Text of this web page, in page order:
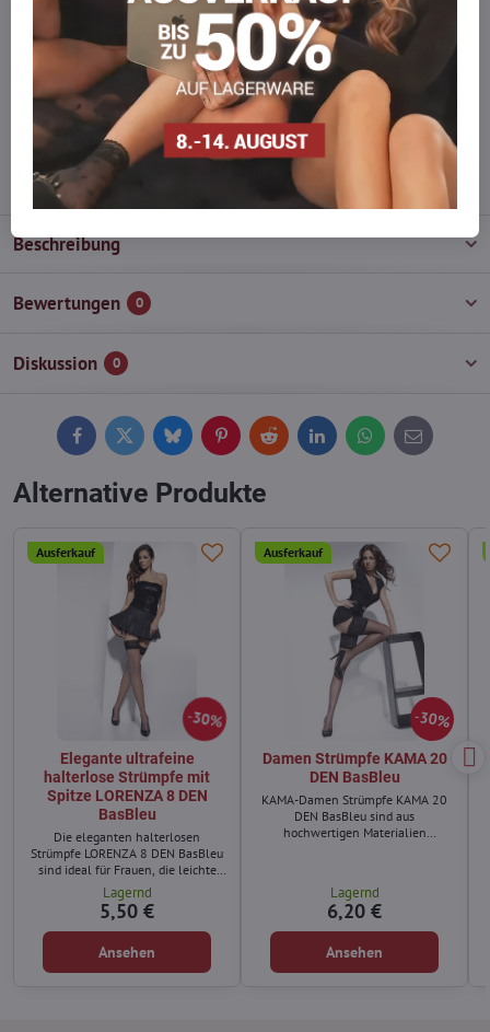
Möchten Sie mehr bestellen, als wir
auf Lager haben?
Zögern Sie nicht, uns zu kontaktieren, wir füllen die Ware für Sie
wieder auf!
info​@everlady​.eu
Beschreibung
Bewertungen 0
Diskussion 0
FacebookTwitterBlueskyPinterestReddit LinkedInWhatsApp
E-
mail
Alternative Produkte
30%
Ausferkauf
Elegante ultrafeine
halterlose Strümpfe mit
Spitze LORENZA 8 DEN
BasBleu
Die eleganten halterlosen
Strümpfe LORENZA 8 DEN BasBleu
sind ideal für Frauen, die leichte
und feine Strümpfe für warme Tage
suchen.
Lagernd
5,50 €
Ansehen
30%
Ausferkauf
Damen Strümpfe KAMA 20
DEN BasBleu
KAMA-Damen Strümpfe KAMA 20
DEN BasBleu sind aus
hochwertigen Materialien
Lagernd
6,20 €
Ansehen